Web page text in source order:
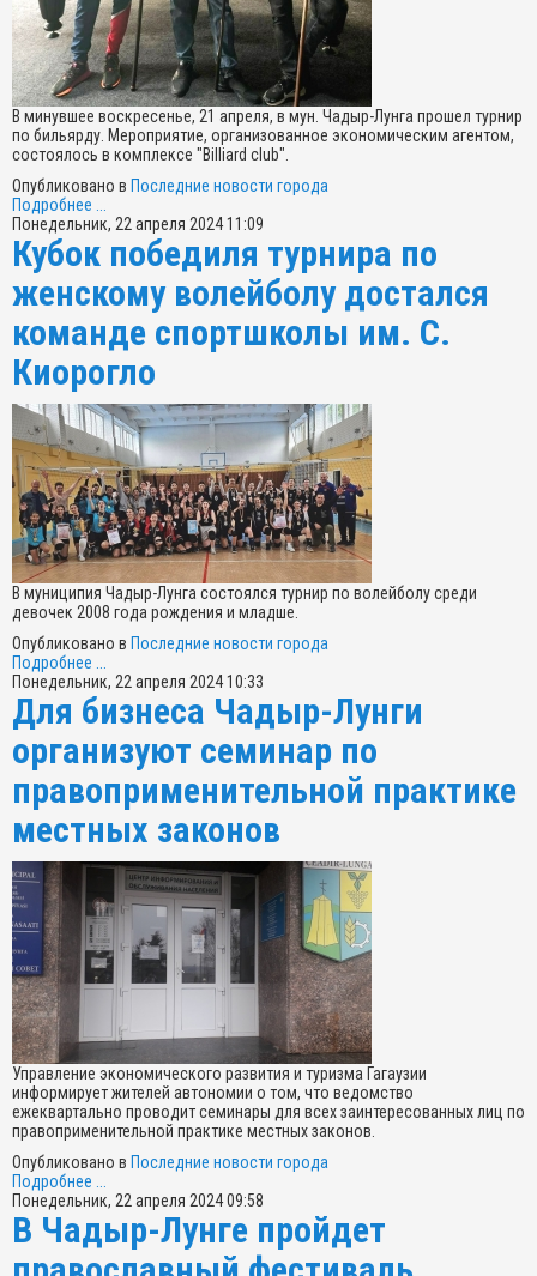
В минувшее воскресенье, 21 апреля, в мун. Чадыр-Лунга прошел турнир
по бильярду. Мероприятие, организованное экономическим агентом,
состоялось в комплексе "Billiard club".
Опубликовано в Последние новости города
Подробнее ...
Понедельник, 22 апреля 2024 11:09
Кубок победиля турнира по
женскому волейболу достался
команде спортшколы им. С.
Киорогло
В муниципия Чадыр-Лунга состоялся турнир по волейболу среди
девочек 2008 года рождения и младше.
Опубликовано в Последние новости города
Подробнее ...
Понедельник, 22 апреля 2024 10:33
Для бизнеса Чадыр-Лунги
организуют семинар по
правоприменительной практике
местных законов
Управление экономического развития и туризма Гагаузии
информирует жителей автономии о том, что ведомство
ежеквартально проводит семинары для всех заинтересованных лиц по
правоприменительной практике местных законов.
Опубликовано в Последние новости города
Подробнее ...
Понедельник, 22 апреля 2024 09:58
В Чадыр-Лунге пройдет